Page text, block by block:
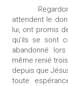
attendent le
lui, ont promis
qu’ils se sont
abandonné
même renié
depuis que
toute